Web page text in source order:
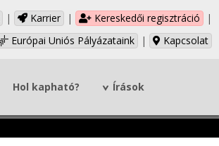
| Karrier | Kereskedői regisztráció
|
Európai Uniós Pályázataink
| Kapcsolat
Hol kapható? Írások